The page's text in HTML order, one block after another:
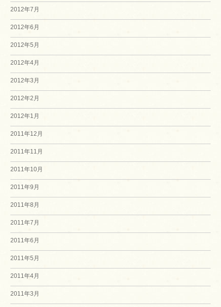
2012年7月
2012年6月
2012年5月
2012年4月
2012年3月
2012年2月
2012年1月
2011年12月
2011年11月
2011年10月
2011年9月
2011年8月
2011年7月
2011年6月
2011年5月
2011年4月
2011年3月